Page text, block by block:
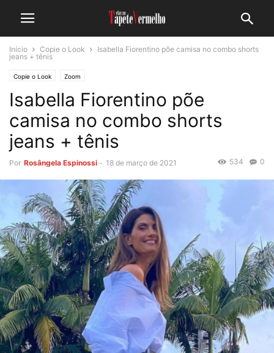
Início Copie o Look
Isabella Fiorentino põe camisa no combo shorts
jeans + tênis
Copie o Look Zoom
Isabella Fiorentino põe
camisa no combo shorts
jeans + tênis
Por Rosângela Espinossi - 18 de março de 2021 0
534